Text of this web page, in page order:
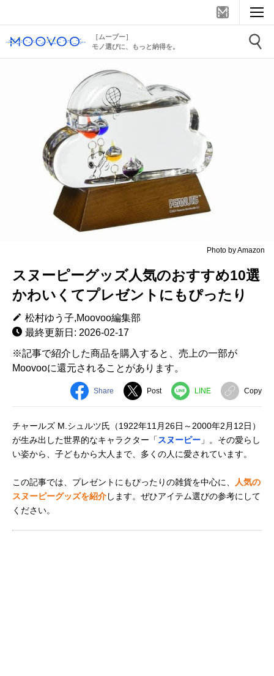
［ムーブー］
モノ選びに、もっと納得を。
Photo by Amazon
スヌーピーグッズ人気のおすすめ10選
かわいくてプレゼントにもぴったり
松村ゆう子,Moovoo編集部
最終更新日: 2026-02-17
※記事で紹介した商品を購入すると、売上の一部が
Moovooに還元されることがあります。
Share Post LINE Copy
チャールズ M.シュルツ氏（1922年11月26日～2000年2月12日）
が生み出した世界的なキャラクター「スヌーピー 」。その愛らし
い姿から、子どもから大人まで、多くの人に愛されています。
この記事では、プレゼントにもぴったりの雑貨を中心に、
人気の
スヌーピーグッズを紹介します。ぜひアイテム選びの参考にして
ください。